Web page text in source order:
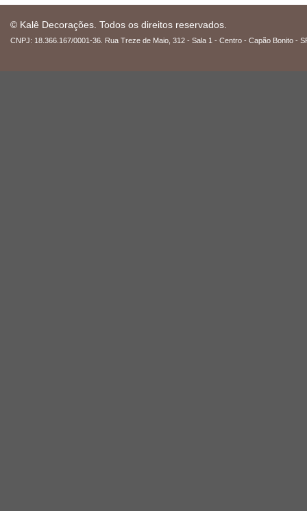
© Kalê Decorações. Todos os direitos reservados.
CNPJ: 18.366.167/0001-36. Rua Treze de Maio, 312 - Sala 1 - Centro - Capão Bonito -